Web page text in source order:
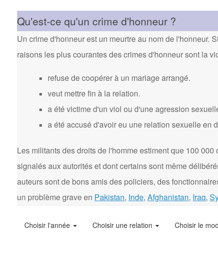
Qu'est-ce qu'un crime d'honneur ?
Un crime d'honneur est un meurtre au nom de
raisons les plus courantes des crimes d'honneur sont la
refuse de coopérer à un mariage arrangé.
veut mettre fin à la relation.
a été victime d'un viol ou d'une agression
a été accusé d'avoir eu une relation sexuelle en
Les militants des droits de l'homme estiment que 100
signalés aux autorités et dont certains sont même
auteurs sont de bons amis des policiers, des
un problème grave en Pakistan, Inde, Afghanistan, Iraq,